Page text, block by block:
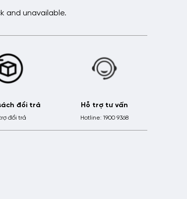
and unavailable.
đổi trả
đổi trả
Hỗ trợ tư vấn
Hotline: 1900 9368